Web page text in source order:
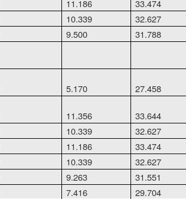
11.186
33.474
10.339
32.627
9.500 31.788
5.170
27.458
11.356
33.644
10.339
32.627
11.186
33.474
10.339
32.627
9.263
31.551
7.416
29.704